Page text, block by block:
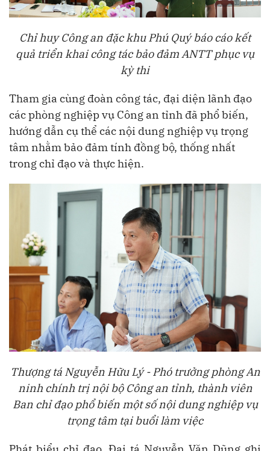
Chỉ huy Công an đặc khu Phú Quý báo cáo kết
quả triển khai công tác bảo đảm ANTT phục vụ
kỳ thi
Tham gia cùng đoàn công tác, đại diện lãnh đạo
các phòng nghiệp vụ Công an tỉnh đã phổ biến,
hướng dẫn cụ thể các nội dung nghiệp vụ trọng
tâm nhằm bảo đảm tính đồng bộ, thống nhất
trong chỉ đạo và thực hiện.
Thượng tá Nguyễn Hữu Lý - Phó trưởng phòng An
ninh chính trị nội bộ Công an tỉnh, thành viên
Ban chỉ đạo phổ biến một số nội dung nghiệp vụ
trọng tâm tại buổi làm việc